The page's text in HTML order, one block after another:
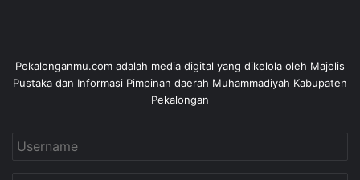
Pekalonganmu.com adalah media digital yang dikelola oleh Majelis
Pustaka dan Informasi Pimpinan daerah Muhammadiyah Kabupaten
Pekalongan